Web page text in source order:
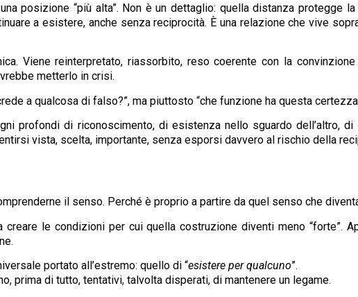
posizione “più alta”. Non è un dettaglio: quella distanza protegge
a esistere, anche senza reciprocità. È una relazione che vive
Viene reinterpretato, riassorbito, reso coerente con la
metterlo in crisi.
a qualcosa di falso?”, ma piuttosto “che funzione ha questa
profondi di riconoscimento, di esistenza nello sguardo dell’altro,
vista, scelta, importante, senza esporsi davvero al rischio della
il senso. Perché è proprio a partire da quel senso che
le condizioni per cui quella costruzione diventi meno “forte”.
portato all’estremo: quello di “esistere per qualcuno”.
prima di tutto, tentativi, talvolta disperati, di mantenere un legame.